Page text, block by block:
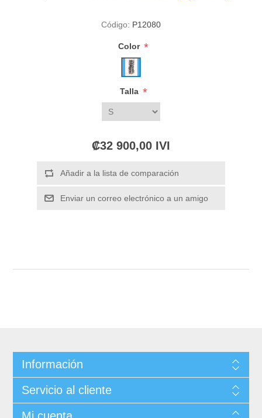
Código: P12080
Color *
Talla *
₡32 900,00 IVI
Información
Servicio al cliente